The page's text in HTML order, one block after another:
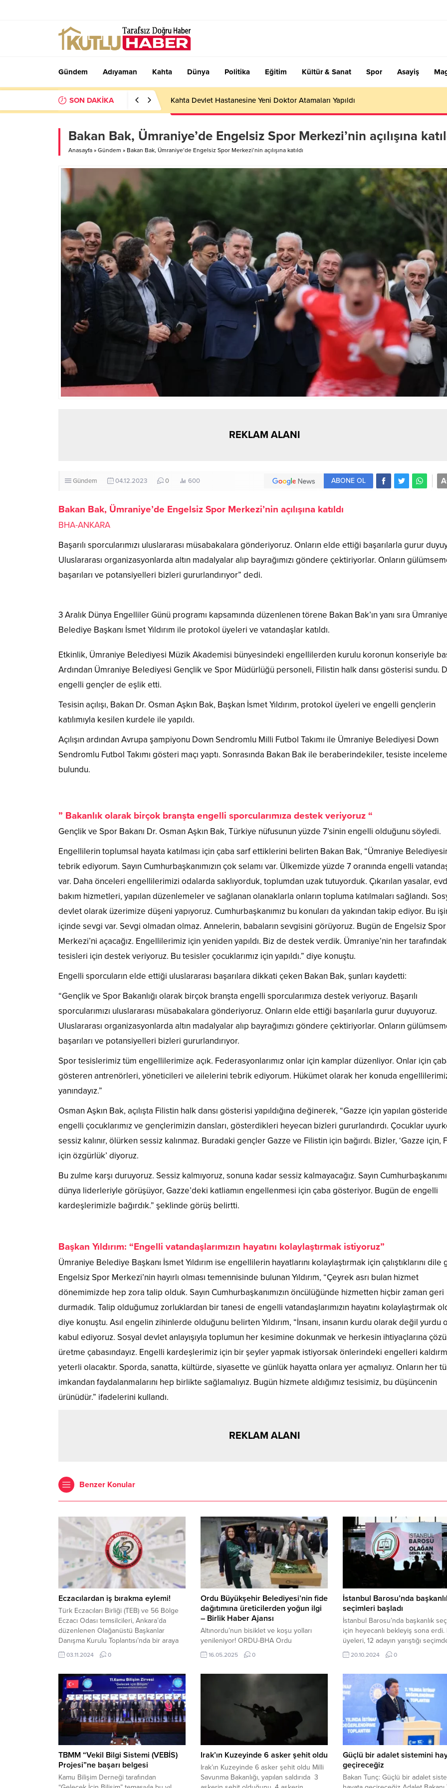
Gündem Adıyaman Kahta Dünya Politika Eğitim Kültür & Sanat Spor Asayiş
SON DAKİKA Kahta Devlet Hastanesine Yeni Doktor Atamaları Yapıldı
Bakan Bak, Ümraniye’de Engelsiz Spor Merkezi’nin açılışına
Anasayfa » Gündem » Bakan Bak, Ümraniye’de Engelsiz Spor Merkezi’nin açılışına katıldı
REKLAM ALANI
Gündem 04.12.2023 0 600 A
ABONE OL
Bakan Bak, Ümraniye’de Engelsiz Spor Merkezi’nin açılışına katıldı
BHA-ANKARA
Başarılı sporcularımızı uluslararası müsabakalara gönderiyoruz. Onların elde ettiği başarılarla gurur
Uluslararası organizasyonlarda altın madalyalar alıp bayrağımızı göndere çektiriyorlar. Onların
başarıları ve potansiyelleri bizleri gururlandırıyor” dedi.
3 Aralık Dünya Engelliler Günü programı kapsamında düzenlenen törene Bakan Bak’ın yanı sıra Ümraniye
Belediye Başkanı İsmet Yıldırım ile protokol üyeleri ve vatandaşlar katıldı.
Etkinlik, Ümraniye Belediyesi Müzik Akademisi bünyesindeki engellilerden kurulu koronun konseriyle
Ardından Ümraniye Belediyesi Gençlik ve Spor Müdürlüğü personeli, Filistin halk dansı gösterisi sundu.
engelli gençler de eşlik etti.
Tesisin açılışı, Bakan Dr. Osman Aşkın Bak, Başkan İsmet Yıldırım, protokol üyeleri ve engelli gençlerin
katılımıyla kesilen kurdele ile yapıldı.
Açılışın ardından Avrupa şampiyonu Down Sendromlu Milli Futbol Takımı ile Ümraniye Belediyesi Down
Sendromlu Futbol Takımı gösteri maçı yaptı. Sonrasında Bakan Bak ile beraberindekiler, tesiste
bulundu.
” Bakanlık olarak birçok branşta engelli sporcularımıza destek veriyoruz “
Gençlik ve Spor Bakanı Dr. Osman Aşkın Bak, Türkiye nüfusunun yüzde 7’sinin engelli olduğunu söyledi.
Engellilerin toplumsal hayata katılması için çaba sarf ettiklerini belirten Bakan Bak, “Ümraniye
tebrik ediyorum. Sayın Cumhurbaşkanımızın çok selamı var. Ülkemizde yüzde 7 oranında engelli
var. Daha önceleri engellilerimizi odalarda saklıyorduk, toplumdan uzak tutuyorduk. Çıkarılan yasalar,
bakım hizmetleri, yapılan düzenlemeler ve sağlanan olanaklarla onların topluma katılmaları sağlandı.
devlet olarak üzerimize düşeni yapıyoruz. Cumhurbaşkanımız bu konuları da yakından takip ediyor. Bu
içinde sevgi var. Sevgi olmadan olmaz. Annelerin, babaların sevgisini görüyoruz. Bugün de Engelsiz Spor
Merkezi’ni açacağız. Engellilerimiz için yeniden yapıldı. Biz de destek verdik. Ümraniye’nin her
tesisleri için destek veriyoruz. Bu tesisler çocuklarımız için yapıldı.” diye konuştu.
Engelli sporcuların elde ettiği uluslararası başarılara dikkati çeken Bakan Bak, şunları kaydetti:
“Gençlik ve Spor Bakanlığı olarak birçok branşta engelli sporcularımıza destek veriyoruz. Başarılı
sporcularımızı uluslararası müsabakalara gönderiyoruz. Onların elde ettiği başarılarla gurur duyuyoruz.
Uluslararası organizasyonlarda altın madalyalar alıp bayrağımızı göndere çektiriyorlar. Onların
başarıları ve potansiyelleri bizleri gururlandırıyor.
Spor tesislerimiz tüm engellilerimize açık. Federasyonlarımız onlar için kamplar düzenliyor. Onlar için
gösteren antrenörleri, yöneticileri ve ailelerini tebrik ediyorum. Hükümet olarak her konuda
yanındayız.”
Osman Aşkın Bak, açılışta Filistin halk dansı gösterisi yapıldığına değinerek, “Gazze için yapılan gösteride
engelli çocuklarımız ve gençlerimizin dansları, gösterdikleri heyecan bizleri gururlandırdı. Çocuklar
sessiz kalınır, ölürken sessiz kalınmaz. Buradaki gençler Gazze ve Filistin için bağırdı. Bizler, ‘Gazze için,
için özgürlük’ diyoruz.
Bu zulme karşı duruyoruz. Sessiz kalmıyoruz, sonuna kadar sessiz kalmayacağız. Sayın
dünya liderleriyle görüşüyor, Gazze’deki katliamın engellenmesi için çaba gösteriyor. Bugün de engelli
kardeşlerimizle bağırdık.” şeklinde görüş belirtti.
Başkan Yıldırım: “Engelli vatandaşlarımızın hayatını kolaylaştırmak istiyoruz”
Ümraniye Belediye Başkanı İsmet Yıldırım ise engellilerin hayatlarını kolaylaştırmak için çalıştıklarını dile
Engelsiz Spor Merkezi’nin hayırlı olması temennisinde bulunan Yıldırım, “Çeyrek asrı bulan hizmet
dönemimizde hep zora talip olduk. Sayın Cumhurbaşkanımızın öncülüğünde hizmetten hiçbir zaman geri
durmadık. Talip olduğumuz zorluklardan bir tanesi de engelli vatandaşlarımızın hayatını kolaylaştırmak
diye konuştu. Asıl engelin zihinlerde olduğunu belirten Yıldırım, “İnsanı, insanın kurdu olarak değil yurdu
kabul ediyoruz. Sosyal devlet anlayışıyla toplumun her kesimine dokunmak ve herkesin ihtiyaçlarına
üretme çabasındayız. Engelli kardeşlerimiz için bir şeyler yapmak istiyorsak önlerindeki engelleri
yeterli olacaktır. Sporda, sanatta, kültürde, siyasette ve günlük hayatta onlara yer açmalıyız. Onların her
imkandan faydalanmalarını hep birlikte sağlamalıyız. Bugün hizmete aldığımız tesisimiz, bu düşüncenin
ürünüdür.” ifadelerini kullandı.
REKLAM ALANI
Benzer Konular
Eczacılardan iş bırakma eylemi!
Türk Eczacıları Birliği (TEB) ve 56 Bölge
Eczacı Odası temsilcileri, Ankara’da
düzenlenen Olağanüstü Başkanlar
Danışma Kurulu Toplantısı’nda bir araya
geldi. Toplantının ana gündem maddesi,
eczacıların genel sorunları ve ilaç temini
Katılımcılar, bu sorunların acilen
çözülmesi gerektiğini belirtti. 3 Kasım
2024, 12:10 yayınlandı...
03.11.2024 0
Ordu Büyükşehir Belediyesi’nin fide
dağıtımına üreticilerden yoğun ilgi
– Birlik Haber Ajansı
Altınordu’nun bisiklet ve koşu yolları
yenileniyor! ORDU-BHA Ordu
Büyükşehir Belediyesi, 5 yılda kendi
seralarında ürettiği 4 milyonu sebze
içinde hazırlıklarını tamamlayan
vatandaşlarda dağıtım noktalarına akın
etti. Ordu Büyükşehir Belediye Başkanı
Dr. Mehmet Hilmi Güler’in göreve
16.05.2025 0
İstanbul Barosu’nda
seçimleri başladı
İstanbul Barosu’nda başkanlık
için heyecanlı bekleyiş sona erdi.
üyeleri, 12 adayın yarıştığı
başkanlarını seçecek. Haliç Kongre
Merkezi’nde gerçekleştirilen genel
seçimleri için oy verme işlemi saat
09.00’da başladı. 20 Ekim 2024,
yayınlandı ...
20.10.2024 0
TBMM “Vekil Bilgi Sistemi (VEBİS)
Projesi”ne başarı belgesi
Kamu Bilişim Derneği tarafından
Irak’ın Kuzeyinde 6 asker şehit oldu
Irak’ın Kuzeyinde 6 asker şehit oldu Milli
Savunma Bakanlığı, yapılan saldırıda 3
Güçlü bir adalet sistemini
geçireceğiz
Bakan Tunç: Güçlü bir adalet